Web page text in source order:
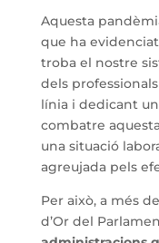
Aquesta
que ha
troba el nostre
dels
línia i dedicant
combatre
una situació
agreujada pels
Per això, a més
d’Or del